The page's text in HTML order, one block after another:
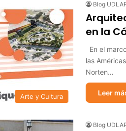
Arte y Cultura
Blog
en la
En el
las
Norten…
Leer
Blog